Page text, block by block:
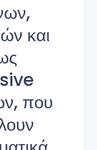
και
που